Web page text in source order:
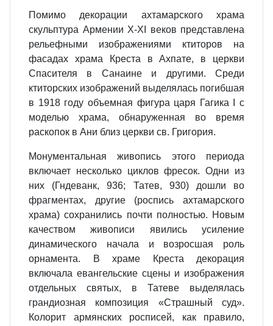
Помимо декорации ахтамарского храма
скульптура Армении X-XI веков представлена
рельефными из­ображениями ктиторов на
фасадах храма Креста в Ахпате, в церкви
Спасителя в Санаине и другими. Среди
ктиторских изображений вы­делялась погибшая
в 1918 году объ­емная фигура царя Гагика I с
мо­делью храма, обнаруженная во время
раскопок в Ани близ церкви св. Григория.
Монументальная живопись этого периода
включает несколько циклов фресок. Одни из
них (Гндеванк, 936; Татев, 930) дошли во
фрагмен­тах, другие (роспись ахтамарского
храма) сохранились почти полно­стью. Новым
качеством живописи явились усиление
динамического начала и возросшая роль
орнамента. В храме Креста декорация
включала евангельские сцены и изображения
отдельных святых, в Татеве выделя­лась
грандиозная композиция «Стра­шный суд».
Колорит армянских рос­писей, как правило,